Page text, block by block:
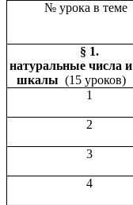
№ урока в теме
§ 1.
натуральные числа и
шкалы (15 уроков)
1
2
3
4